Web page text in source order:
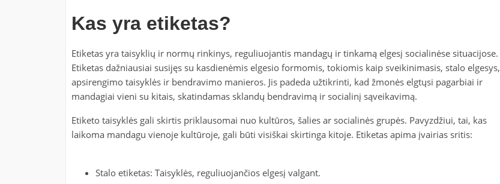
Kas yra etiketas?
Etiketas yra taisyklių ir normų rinkinys, reguliuojantis mandagų ir tinkamą elgesį socialinėse situacijose.
Etiketas dažniausiai susijęs su kasdienėmis elgesio formomis, tokiomis kaip sveikinimasis, stalo elgesys,
apsirengimo taisyklės ir bendravimo manieros. Jis padeda užtikrinti, kad žmonės elgtųsi pagarbiai ir
mandagiai vieni su kitais, skatindamas sklandų bendravimą ir socialinį sąveikavimą.
Etiketo taisyklės gali skirtis priklausomai nuo kultūros, šalies ar socialinės grupės. Pavyzdžiui, tai, kas
laikoma mandagu vienoje kultūroje, gali būti visiškai skirtinga kitoje. Etiketas apima įvairias sritis:
Stalo etiketas: Taisyklės, reguliuojančios elgesį valgant.